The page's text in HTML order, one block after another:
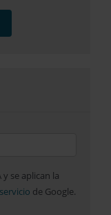
se aplican la
de Google.